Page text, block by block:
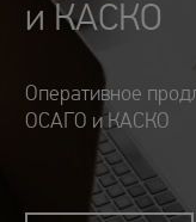
и КАСКО
Оперативное
ОСАГО и КАСКО